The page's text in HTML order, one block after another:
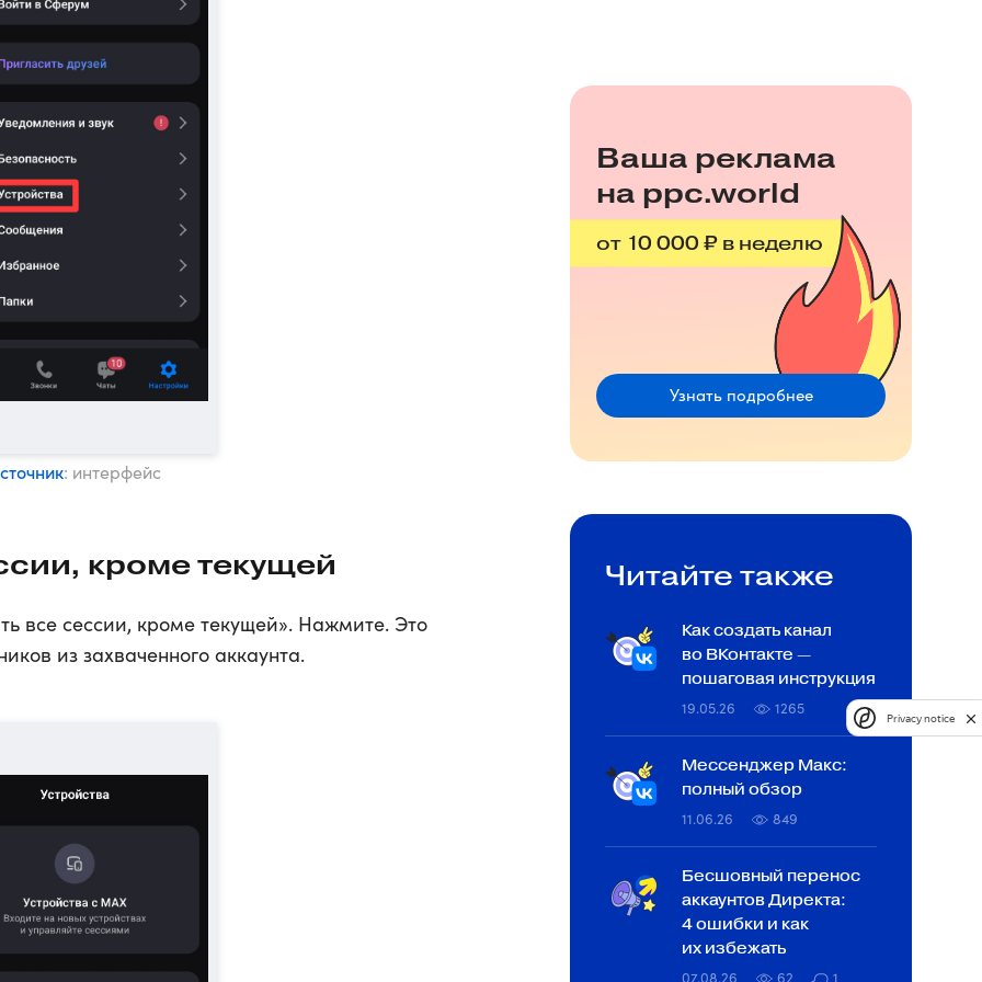
: интерфейс
кроме текущей
все сессии, кроме текущей». Нажмите. Это
из захваченного аккаунта.
Ваша реклама
на ppc.world
от 10 000 ₽ в неделю
Узнать подробнее
Читайте также
Как создать канал
во ВКонтакте —
пошаговая инструкция
19.05.26 1265
Мессенджер Макс:
полный обзор
11.06.26 849
Бесшовный перенос
аккаунтов Директа:
4 ошибки и как
их избежать
07.08.26 62 1
Privacy notice